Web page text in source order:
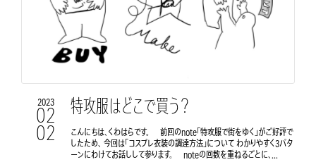
2023
02
02
特攻服はどこで買う？
こんにちは、くわはらです。 前回のnote「特攻服で街をゆく」がご好評で
したため、 今回は「コスプレ衣装の調達方法」について わかりやすく3パタ
ーンにわけてお話しして参ります。 noteの回数を重ねるごとに、...